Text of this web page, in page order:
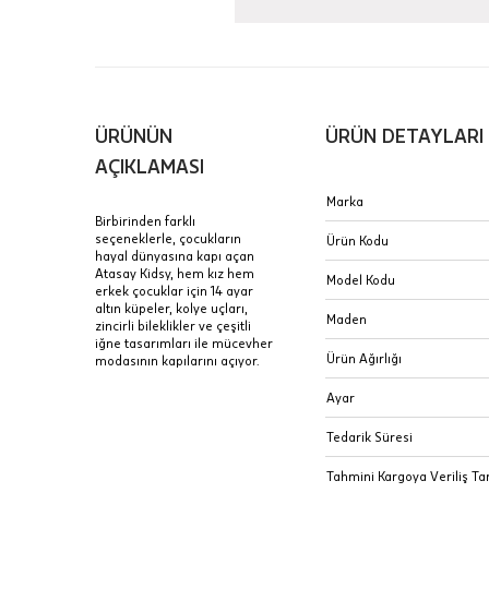
Stoklar çok
Taksit
Tek Çekim
2 Taksit
E-Posta Adresi
ÜRÜNÜN
AÇIKLAMASI
Birbirinden farklı
seçeneklerle, çocukların
hayal dünyasına kapı açan
Atasay Kidsy, hem kız hem
erkek çocuklar için 14 ayar
altın küpeler, kolye uçları,
zincirli bileklikler ve çeşitli
iğne tasarımları ile mücevher
modasının kapılarını açıyor.
ÜRÜN DETAYLARI
Marka
Ürün Kodu
Model Kodu
Maden
Ürün Ağırlığı
Ayar
Tedarik Süresi
Tahmini Kargoya Veriliş
Sertifika
JTR |
Sipariş
İptal:
seçilen